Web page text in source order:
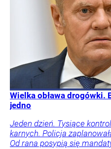
Wielka obława drogówki.
jedno
Jeden dzień. Tysiące
karnych. Policja
Od rana posypią się